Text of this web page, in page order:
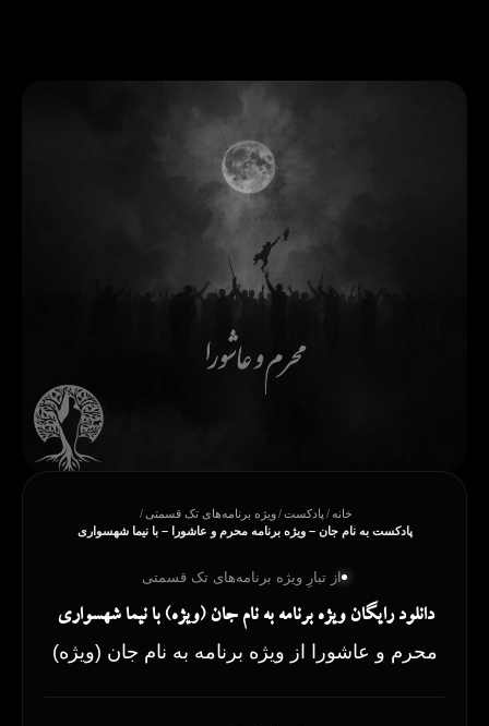
خانه / پادکست / ویژه برنامه‌های تک قسمتی /
پادکست به نام جان – ویژه برنامه محرم و عاشورا – با نیما شهسواری
از تبارِ ویژه برنامه‌های تک قسمتی
دانلود رایگان ویژه برنامه به نام جان (ویژه) با نیما شهسواری
محرم و عاشورا از ویژه برنامه به نام جان (ویژه)